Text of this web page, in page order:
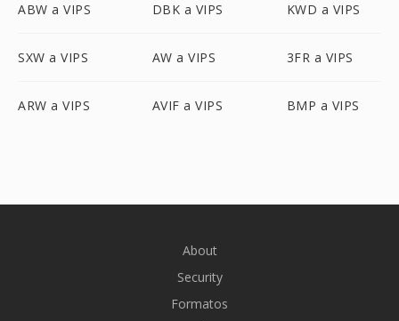
ABW a VIPS DBK a VIPS KWD a VIPS
SXW a VIPS AW a VIPS 3FR a VIPS
ARW a VIPS AVIF a VIPS BMP a VIPS
About
Security
Formatos